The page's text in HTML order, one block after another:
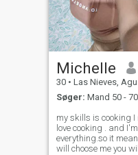
Michelle
30 • Las Nieves, Agusan del Norte,
Søger: Mand 50 - 70
my skills is cooking I
love cooking . and
everything.so it
will choose me you